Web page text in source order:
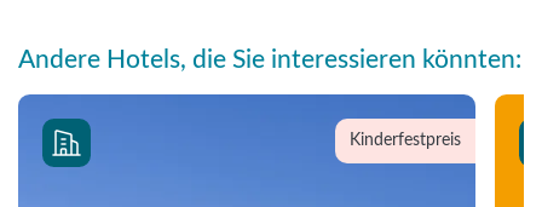
Andere Hotels, die Sie interessieren könnten:
Kinderfestpreis